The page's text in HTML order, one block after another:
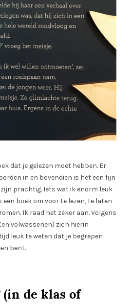
dat je gelezen moet hebben. Er
in en bovendien is het een fijn
prachtig. Iets wat ik enorm leuk
een boek om voor te lezen, te laten
Ik raad het zeker aan. Volgens
volwassenen) zich hierin
leuk te weten dat je begrepen
bent.
de klas of